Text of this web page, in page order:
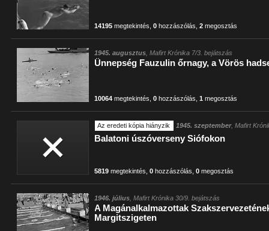
14195 megtekintés ,0 hozzászólás ,2 megosztás
1945. augusztus , Mafirt Krónika 7/3. bejátszás
Ünnepség Fauzulin őrnagy, a Vörös
10064 megtekintés ,0 hozzászólás ,1 megosztás
Az eredeti kópia hiányzik 1945. szeptember, Mafirt
Balatoni úszóverseny Siófokon
5819 megtekintés ,0 hozzászólás ,0 megosztás
1946. július , Mafirt Krónika 30/9. bejátszás
A Magánalkalmazottak
Margitszigeten